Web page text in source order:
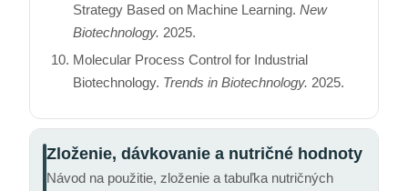
Strategy Based on Machine Learning. New
Biotechnology. 2025.
Molecular Process Control for Industrial
Biotechnology. Trends in Biotechnology. 2025.
Zloženie, dávkovanie a nutričné hodnoty
Návod na použitie, zloženie a tabuľka nutričných